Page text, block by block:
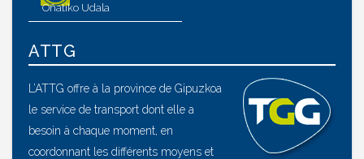
Oñatiko Udala
ATTG
L’ATTG offre à la province de Gipuzkoa
le service de transport dont elle a
besoin à chaque moment, en
coordonnant les différents moyens et